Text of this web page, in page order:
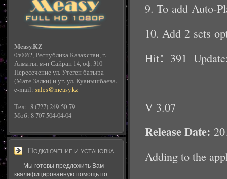
Measy.KZ
050062, Республика Казахстан, г.
Алматы, м-н Сайран 14, оф. 310
Пересечение ул. Утеген батыра
(Мате Залки) и уг. ул. Куанышбаева.
e-mail: sales@measy.kz
Тел: 8 (727) 249-50-79
Моб: 8 707 504-04-04
Подключение и установка
Мы готовы предложить Вам
квалифицированную помощь по
9. To add Auto-
10. Add 2 sets
Hit： 391
V 3.07
Release Date:
Adding to the